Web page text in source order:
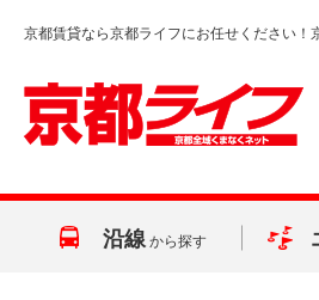
京都賃貸なら京都ライフにお任せください
沿線 から探す